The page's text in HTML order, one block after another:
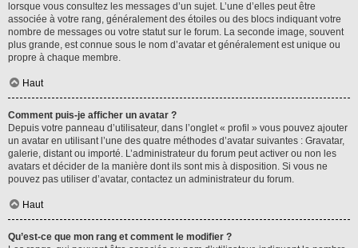
lorsque vous consultez les messages d’un sujet. L’une d’elles peut être
associée à votre rang, généralement des étoiles ou des blocs indiquant votre
nombre de messages ou votre statut sur le forum. La seconde image, souvent
plus grande, est connue sous le nom d’avatar et généralement est unique ou
propre à chaque membre.
Haut
Comment puis-je afficher un avatar ?
Depuis votre panneau d’utilisateur, dans l’onglet « profil » vous pouvez ajouter
un avatar en utilisant l’une des quatre méthodes d’avatar suivantes : Gravatar,
galerie, distant ou importé. L’administrateur du forum peut activer ou non les
avatars et décider de la manière dont ils sont mis à disposition. Si vous ne
pouvez pas utiliser d’avatar, contactez un administrateur du forum.
Haut
Qu’est-ce que mon rang et comment le modifier ?